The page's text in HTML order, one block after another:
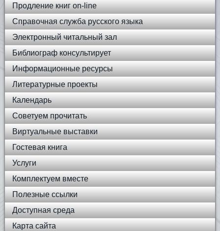
Продление книг on-line
Справочная служба русского языка
Электронный читальный зал
Библиограф консультирует
Информационные ресурсы
Литературные проекты
Календарь
Советуем прочитать
Виртуальные выставки
Гостевая книга
Услуги
Комплектуем вместе
Полезные ссылки
Доступная среда
Карта сайта